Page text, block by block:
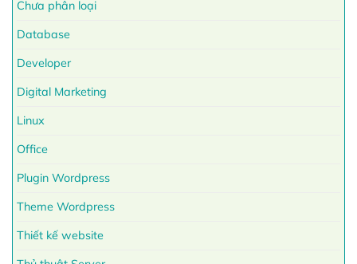
Chưa phân loại
Database
Developer
Digital Marketing
Linux
Office
Plugin Wordpress
Theme Wordpress
Thiết kế website